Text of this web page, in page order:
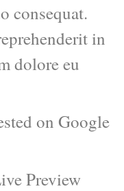
consequat.
in
dolore eu
on Google
Preview